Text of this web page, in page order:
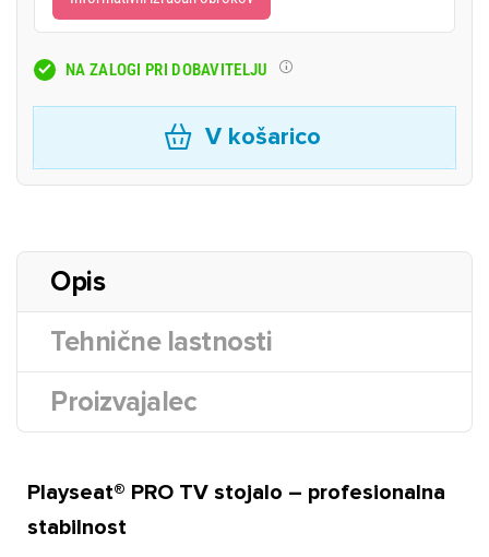
NA ZALOGI PRI DOBAVITELJU
V košarico
Opis
Tehnične lastnosti
Proizvajalec
Playseat® PRO TV stojalo – profesionalna
stabilnost